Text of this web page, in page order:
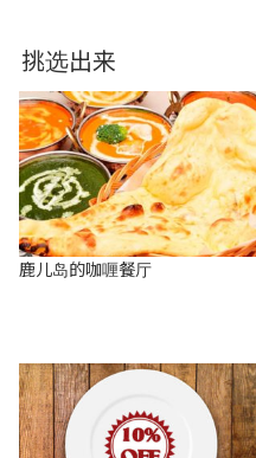
挑选出来
鹿儿岛的咖喱餐厅